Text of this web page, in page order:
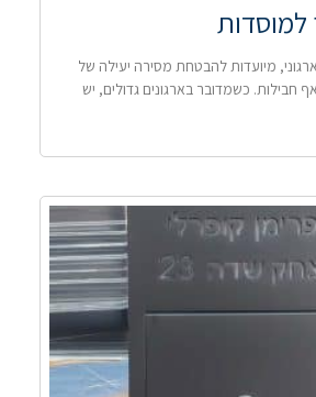
למוסדות
מיועדות להבטחת מסירה יעילה של
חבילות. כשמדובר בארגונים גדולים, יש